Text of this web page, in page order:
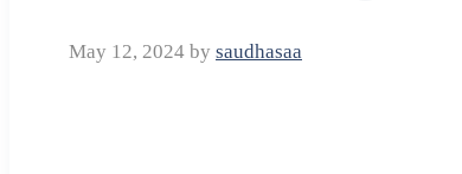
May 12, 2024 by saudhasaa